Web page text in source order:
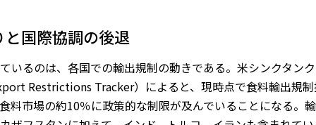
国際協調の後退
いるのは、各国での輸出規制の動きである。米シンクタン
Restrictions Tracker）によると、現時点で食料輸出規
料市場の約10％に政策的な制限が及んでいることになる。